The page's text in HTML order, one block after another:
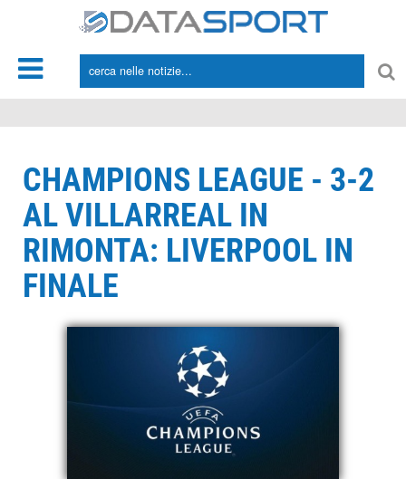
CHAMPIONS LEAGUE - 3-2
AL VILLARREAL IN
RIMONTA: LIVERPOOL IN
FINALE